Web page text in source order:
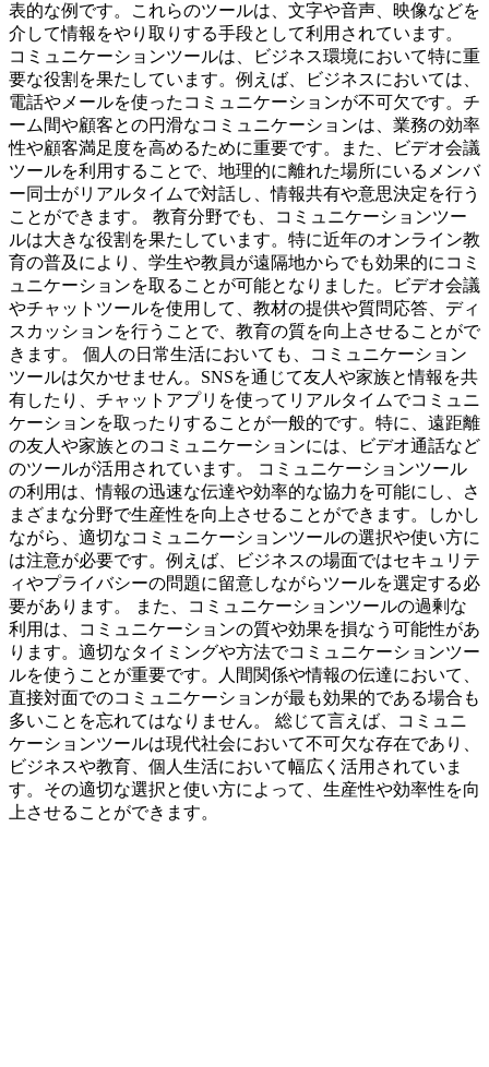
表的な例です。これらのツールは、文字や音声、映像などを
介して情報をやり取りする手段として利用されています。
コミュニケーションツールは、ビジネス環境において特に重
要な役割を果たしています。例えば、ビジネスにおいては、
電話やメールを使ったコミュニケーションが不可欠です。チ
ーム間や顧客との円滑なコミュニケーションは、業務の効率
性や顧客満足度を高めるために重要です。また、ビデオ会議
ツールを利用することで、地理的に離れた場所にいるメンバ
ー同士がリアルタイムで対話し、情報共有や意思決定を行う
ことができます。 教育分野でも、コミュニケーションツー
ルは大きな役割を果たしています。特に近年のオンライン教
育の普及により、学生や教員が遠隔地からでも効果的にコミ
ュニケーションを取ることが可能となりました。ビデオ会議
やチャットツールを使用して、教材の提供や質問応答、ディ
スカッションを行うことで、教育の質を向上させることがで
きます。 個人の日常生活においても、コミュニケーション
ツールは欠かせません。SNSを通じて友人や家族と情報を共
有したり、チャットアプリを使ってリアルタイムでコミュニ
ケーションを取ったりすることが一般的です。特に、遠距離
の友人や家族とのコミュニケーションには、ビデオ通話など
のツールが活用されています。 コミュニケーションツール
の利用は、情報の迅速な伝達や効率的な協力を可能にし、さ
まざまな分野で生産性を向上させることができます。しかし
ながら、適切なコミュニケーションツールの選択や使い方に
は注意が必要です。例えば、ビジネスの場面ではセキュリテ
ィやプライバシーの問題に留意しながらツールを選定する必
要があります。 また、コミュニケーションツールの過剰な
利用は、コミュニケーションの質や効果を損なう可能性があ
ります。適切なタイミングや方法でコミュニケーションツー
ルを使うことが重要です。人間関係や情報の伝達において、
直接対面でのコミュニケーションが最も効果的である場合も
多いことを忘れてはなりません。 総じて言えば、コミュニ
ケーションツールは現代社会において不可欠な存在であり、
ビジネスや教育、個人生活において幅広く活用されていま
す。その適切な選択と使い方によって、生産性や効率性を向
上させることができます。